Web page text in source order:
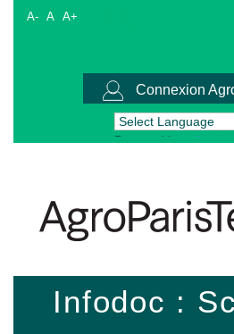
A- A A+
Connexion
Powered by
Infodoc :